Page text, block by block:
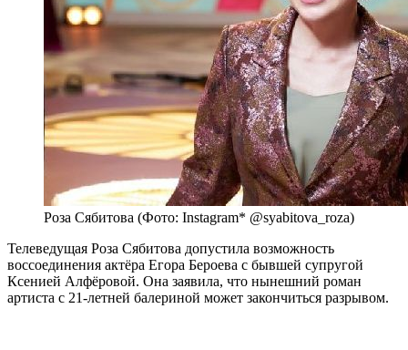
Роза Сябитова (Фото: Instagram* @syabitova_roza)
Телеведущая Роза Сябитова допустила возможность
воссоединения актёра Егора Бероева с бывшей супругой
Ксенией Алфёровой. Она заявила, что нынешний роман
артиста с 21-летней балериной может закончиться разрывом.